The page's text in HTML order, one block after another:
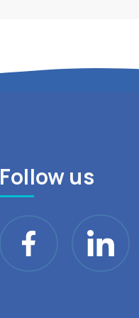
Follow us